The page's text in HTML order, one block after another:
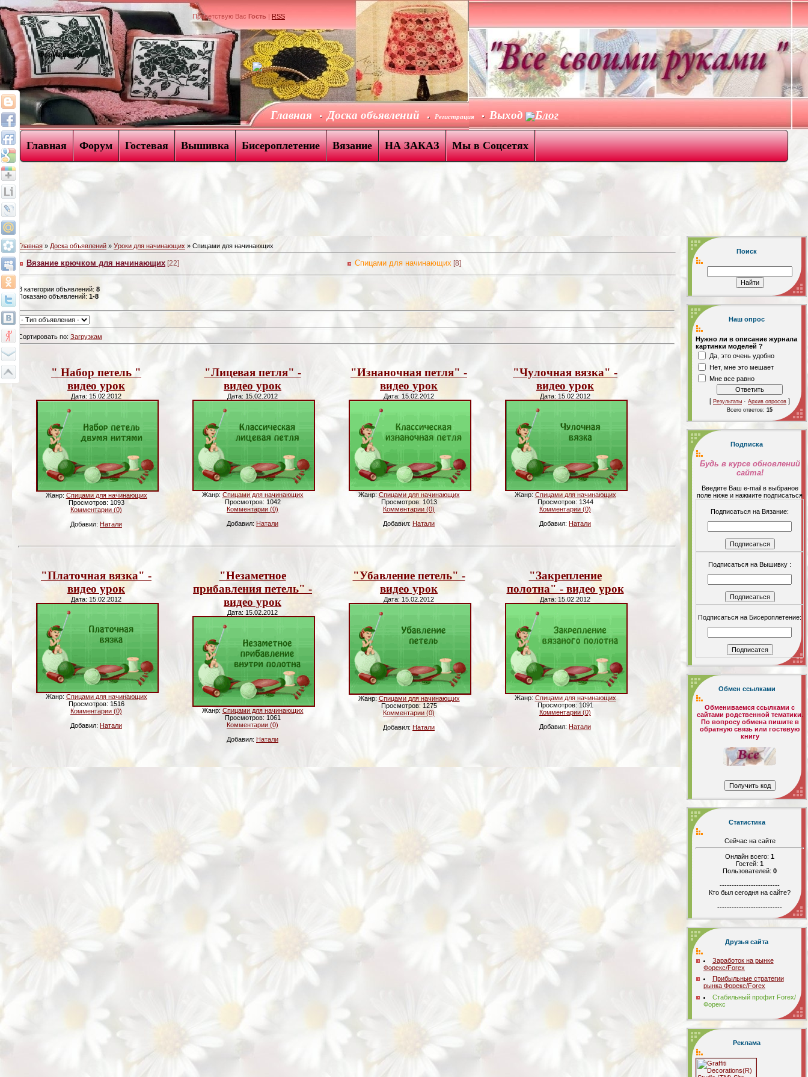
Форма входа
Приветствую Вас Гость | RSS
Главная Доска объявлений Регистрация Выход Блог
Главная Форум Гостевая Вышивка Бисероплетение Вязание НА ЗАКАЗ Мы в Соцсетях
Главная » Доска объявлений » Уроки для начинающих » Спицами для начинающих
Вязание крючком для начинающих [22] Спицами для начинающих [8]
В категории объявлений: 8
Показано объявлений: 1-8
Сортировать по: Загрузкам
" Набор петель "
видео урок
Дата: 15.02.2012
Жанр: Спицами для начинающих
Просмотров: 1093
Комментарии (0)
Добавил: Натали
"Лицевая петля" -
видео урок
Дата: 15.02.2012
Жанр: Спицами для начинающих
Просмотров: 1042
Комментарии (0)
Добавил: Натали
"Изнаночная петля" -
видео урок
Дата: 15.02.2012
Жанр: Спицами для начинающих
Просмотров: 1013
Комментарии (0)
Добавил: Натали
"Чулочная вязка" -
видео урок
Дата: 15.02.2012
Жанр: Спицами для начинающих
Просмотров: 1344
Комментарии (0)
Добавил: Натали
"Платочная вязка" -
видео урок
Дата: 15.02.2012
Жанр: Спицами для начинающих
Просмотров: 1516
Комментарии (0)
Добавил: Натали
"Незаметное
прибавления петель" -
видео урок
Дата: 15.02.2012
Жанр: Спицами для начинающих
Просмотров: 1061
Комментарии (0)
Добавил: Натали
"Убавление петель" -
видео урок
Дата: 15.02.2012
Жанр: Спицами для начинающих
Просмотров: 1275
Комментарии (0)
Добавил: Натали
"Закрепление
полотна" - видео урок
Дата: 15.02.2012
Жанр: Спицами для начинающих
Просмотров: 1091
Комментарии (0)
Добавил: Натали
Поиск
Наш опрос
Нужно ли в описание журнала
картинки моделей ?
Да, это очень удобно
Нет, мне это мешает
Мне все равно
[ Результаты · Архив опросов ]
Всего ответов: 15
Подписка
Будь в курсе обновлений
сайта!
Введите Ваш е-mail в выбраное
поле ниже и нажмите подписаться
Подписаться на Вязание:
Подписаться на Вышивку :
Подписаться на Бисероплетение:
Обмен ссылками
Обмениваемся ссылками с
сайтами родственной тематики.
По вопросу обмена пишите в
обратную связь или гостевую
книгу
Статистика
Сейчас на сайте
Онлайн всего: 1
Гостей: 1
Пользователей: 0
-------------------------
Кто был сегодня на сайте?
---------------------------
Друзья сайта
Заработок на рынке
Форекс/Forex
Прибыльные стратегии
рынка Форекс/Forex
Стабильный профит Forex/
Форекс
Реклама